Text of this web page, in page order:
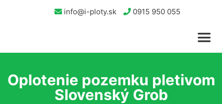
info@i-ploty.sk 0915 950 055
Oplotenie pozemku pletivom
Slovenský Grob